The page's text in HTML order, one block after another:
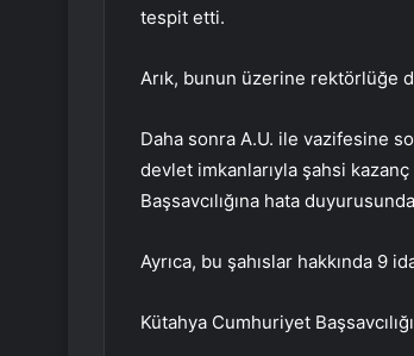
tespit etti.
Arık, bunun üzerine rektörlüğe
Daha sonra A.U. ile vazifesine
devlet imkanlarıyla şahsi
Başsavcılığına hata
Ayrıca, bu şahıslar hakkında 9
Kütahya Cumhuriyet